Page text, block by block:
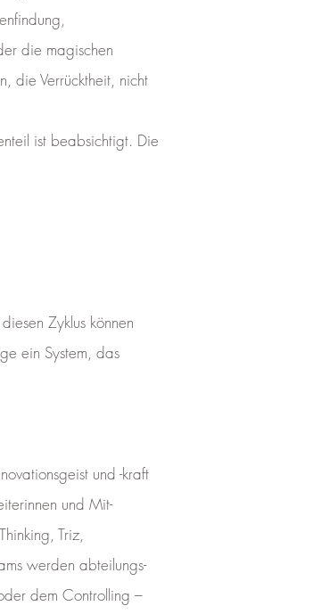
die magischen
die Verrücktheit, nicht
ist beabsichtigt. Die
Zyklus können
ein System, das
und -kraft
und Mit-
Triz,
werden abteilungs-
dem Controlling –